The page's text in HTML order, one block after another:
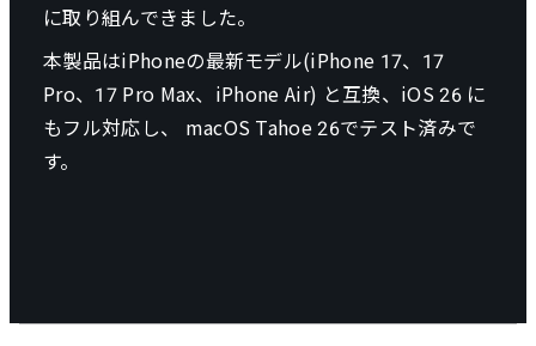
に取り組んできました。
本製品はiPhoneの最新モデル(iPhone 17、17
Pro、17 Pro Max、iPhone Air) と互換、iOS 26 に
もフル対応し、 macOS Tahoe 26でテスト済みで
す。